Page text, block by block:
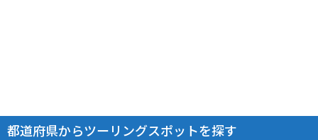
都道府県からツーリングスポットを探す